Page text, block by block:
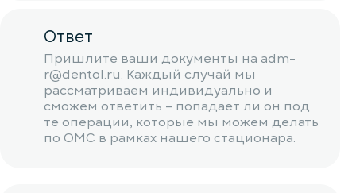
Ответ
Пришлите ваши документы на adm-
r@dentol.ru. Каждый случай мы
рассматриваем индивидуально и
сможем ответить – попадает ли он под
те операции, которые мы можем делать
по ОМС в рамках нашего стационара.